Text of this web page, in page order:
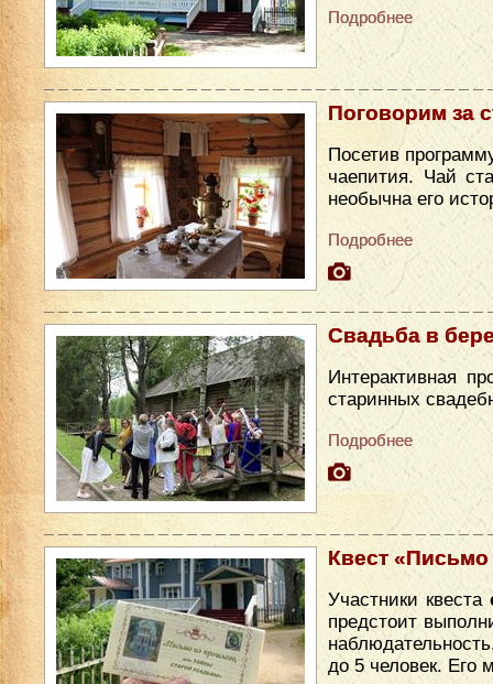
Подробнее
Поговорим за
Посетив
чаепития. Чай
необычна его
Подробнее
Свадьба в
Интерактивная
старинных
Подробнее
Квест
Участники квеста
предстоит
до 5 человек. Его